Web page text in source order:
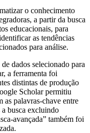
o conhecimento
a partir da busca
educacionais, para
as tendências
para análise.
dados selecionado para
a ferramenta foi
distintas de produção
Scholarpermitiu
as palavras-chave entre
a busca excluindo
avançada” também foi